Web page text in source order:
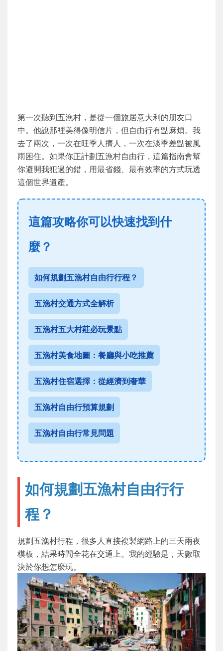
第一次聽到五漁村，是從一個旅居意大利的朋友口
中。他說那裡美得像明信片，但自由行有點麻煩。我
去了兩次，一次在旺季人擠人，一次在淡季差點被風
雨困住。如果你正計劃五漁村自由行，這篇指南會幫
你避開我犯過的錯，用最省錢、最有效率的方式玩透
這個世界遺產。
這篇攻略你可以快速找到什
麼？
如何規劃五漁村自由行行程？
五漁村交通方式全解析
五漁村五大村莊必玩景點
五漁村美食地圖：餐廳與小吃推薦
五漁村住宿選擇：從經濟到奢華
五漁村自由行預算規劃
五漁村自由行常見問題
如何規劃五漁村自由行行
程？
規劃五漁村行程，很多人直接複製網路上的三天兩夜
模板，結果時間全花在交通上。我的經驗是，天數取
決於你想怎麼玩。